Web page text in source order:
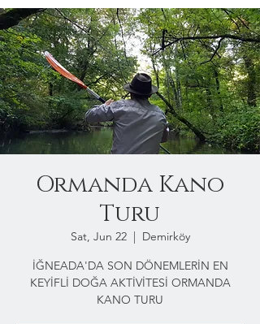
Ormanda Kano
Turu
Sat, Jun 22
  |
Demirköy
İĞNEADA'DA SON DÖNEMLERİN EN
KEYİFLİ DOĞA AKTİVİTESİ ORMANDA
KANO TURU